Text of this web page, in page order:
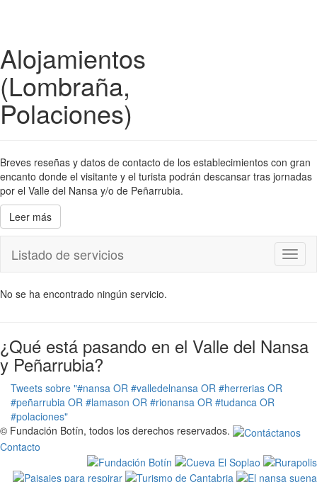
Alojamientos
(Lombraña,
Polaciones)
Breves reseñas y datos de contacto de los establecimientos con gran
encanto donde el visitante y el turista podrán descansar tras jornadas
por el Valle del Nansa y/o de Peñarrubia.
Leer más
Listado de servicios
No se ha encontrado ningún servicio.
¿Qué está pasando en el Valle del Nansa
y Peñarrubia?
Tweets sobre "#nansa OR #valledelnansa OR #herrerias OR
#peñarrubia OR #lamason OR #rionansa OR #tudanca OR
#polaciones"
© Fundación Botín, todos los derechos reservados.
Contacto